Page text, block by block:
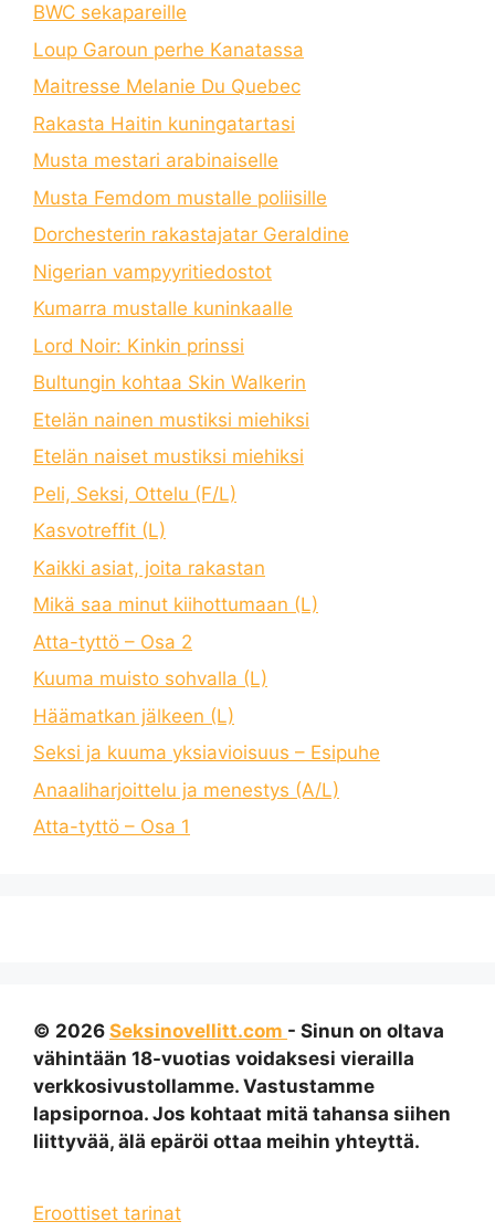
BWC sekapareille
Loup Garoun perhe Kanatassa
Maitresse Melanie Du Quebec
Rakasta Haitin kuningatartasi
Musta mestari arabinaiselle
Musta Femdom mustalle poliisille
Dorchesterin rakastajatar Geraldine
Nigerian vampyyritiedostot
Kumarra mustalle kuninkaalle
Lord Noir: Kinkin prinssi
Bultungin kohtaa Skin Walkerin
Etelän nainen mustiksi miehiksi
Etelän naiset mustiksi miehiksi
Peli, Seksi, Ottelu (F/L)
Kasvotreffit (L)
Kaikki asiat, joita rakastan
Mikä saa minut kiihottumaan (L)
Atta-tyttö – Osa 2
Kuuma muisto sohvalla (L)
Häämatkan jälkeen (L)
Seksi ja kuuma yksiavioisuus – Esipuhe
Anaaliharjoittelu ja menestys (A/L)
Atta-tyttö – Osa 1
© 2026 Seksinovellitt.com - Sinun on oltava
vähintään 18-vuotias voidaksesi vierailla
verkkosivustollamme. Vastustamme
lapsipornoa. Jos kohtaat mitä tahansa siihen
liittyvää, älä epäröi ottaa meihin yhteyttä.
Eroottiset tarinat